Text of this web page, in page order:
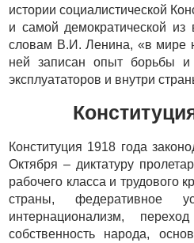
истории социалистической
и самой демократической
словам В.И. Ленина, «в мире
ней записан опыт борьбы и
эксплуататоров и внутри
Конституция 1918 года
Октября – диктатуру
рабочего класса и трудового
страны, федеративное
интернационализм,
собственность народа,